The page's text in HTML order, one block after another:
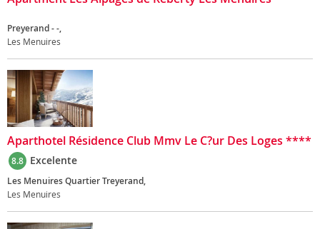
Preyerand - -,
Les Menuires
Aparthotel Résidence Club Mmv Le C?ur Des Loges ****
8.8 Excelente
Les Menuires Quartier Treyerand,
Les Menuires